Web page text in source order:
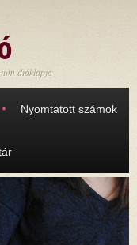
diáklapja
Nyomtatott számok